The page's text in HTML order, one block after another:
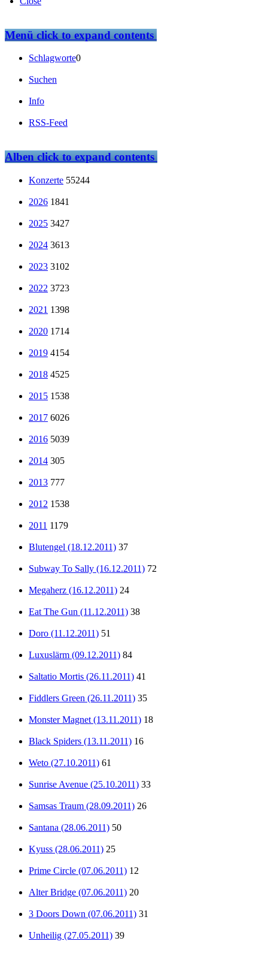
Menüclick to expand contents
Schlagworte0
Suchen
Info
RSS-Feed
Albenclick to expand contents
Konzerte 55244
2026 1841
2025 3427
2024 3613
2023 3102
2022 3723
2021 1398
2020 1714
2019 4154
2018 4525
2015 1538
2017 6026
2016 5039
2014 305
2013 777
2012 1538
2011 1179
Blutengel (18.12.2011) 37
Subway To Sally (16.12.2011) 72
Megaherz (16.12.2011) 24
Eat The Gun (11.12.2011) 38
Doro (11.12.2011) 51
Luxuslärm (09.12.2011) 84
Saltatio Mortis (26.11.2011) 41
Fiddlers Green (26.11.2011) 35
Monster Magnet (13.11.2011) 18
Black Spiders (13.11.2011) 16
Weto (27.10.2011) 61
Sunrise Avenue (25.10.2011) 33
Samsas Traum (28.09.2011) 26
Santana (28.06.2011) 50
Kyuss (28.06.2011) 25
Prime Circle (07.06.2011) 12
Alter Bridge (07.06.2011) 20
3 Doors Down (07.06.2011) 31
Unheilig (27.05.2011) 39